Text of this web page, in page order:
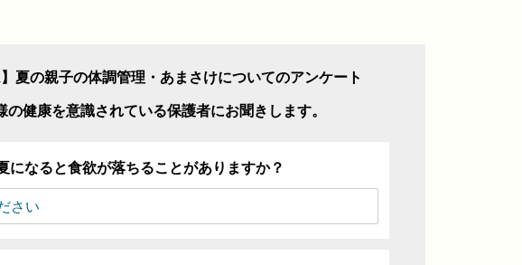
】夏の親子の体調管理・あまさけについてのアンケート
の健康を意識されている保護者にお聞きします。
になると食欲が落ちることがありますか？